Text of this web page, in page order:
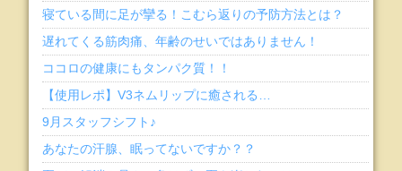
寝ている間に足が攣る！こむら返りの予防方法とは？
遅れてくる筋肉痛、年齢のせいではありません！
ココロの健康にもタンパク質！！
【使用レポ】V3ネムリップに癒される…
9月スタッフシフト♪
あなたの汗腺、眠ってないですか？？